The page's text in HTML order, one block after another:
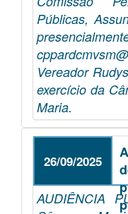
Públicas,
Vereador
exercício da
Maria.
26/09/2025
AUDIÊNCIA